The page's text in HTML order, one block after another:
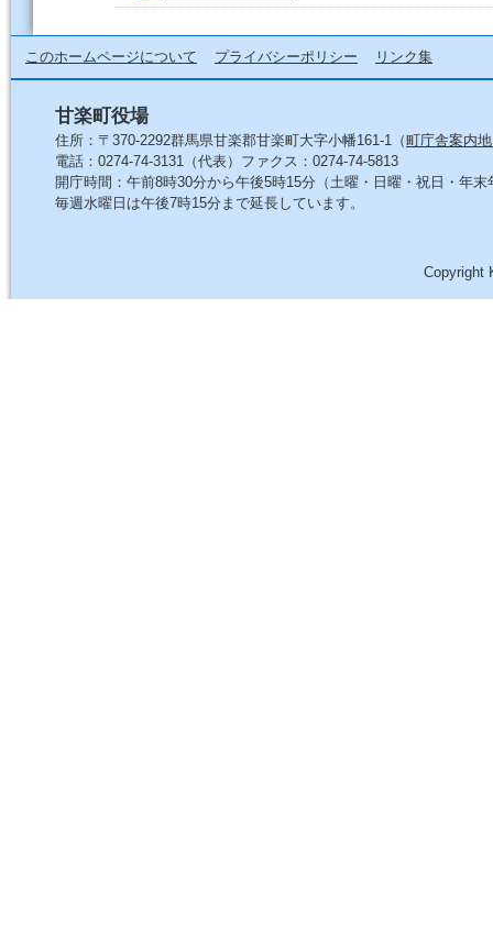
このホームページについて プライバシーポリシー リンク集
甘楽町役場
住所：〒370-2292群馬県甘楽郡甘楽町大字小幡161-1（町庁舎案内
電話：0274-74-3131（代表）ファクス：0274-74-5813
開庁時間：午前8時30分から午後5時15分（土曜・日曜・祝日・年末
毎週水曜日は午後7時15分まで延長しています。
Copyright